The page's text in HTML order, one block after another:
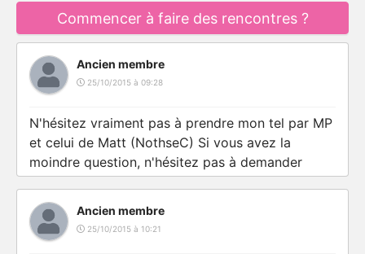
Commencer à faire des rencontres ?
Ancien membre
25/10/2015 à 09:28
N'hésitez vraiment pas à prendre mon tel par MP
et celui de Matt (NothseC) Si vous avez la
moindre question, n'hésitez pas à demander
Ancien membre
25/10/2015 à 10:21